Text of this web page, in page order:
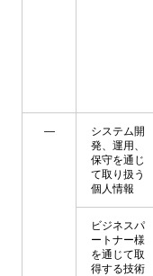
―
システム開
発、運用、
保守を通じ
て取り扱う
個人情報
ビジネスパ
ートナー様
を通じて取
得する技術